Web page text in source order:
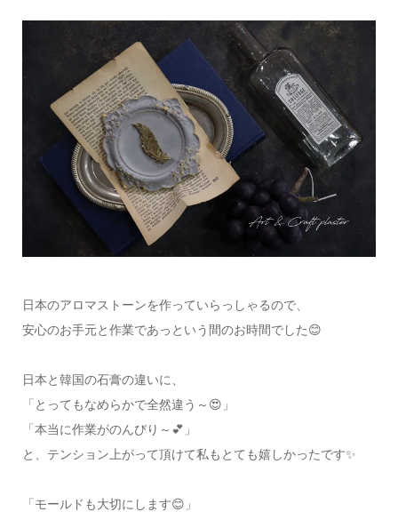
日本のアロマストーンを作っていらっしゃるので、
安心のお手元と作業であっという間のお時間でした😊
日本と韓国の石膏の違いに、
「とってもなめらかで全然違う～😍」
「本当に作業がのんびり～💕」
と、テンション上がって頂けて私もとても嬉しかったです✨
「モールドも大切にします😊」